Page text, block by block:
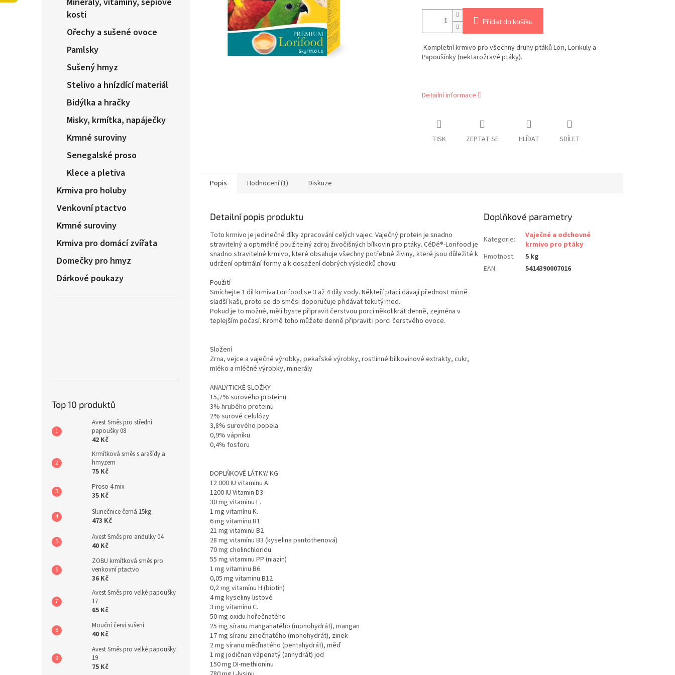
kosti
Ořechy a sušené ovoce
Pamlsky
Sušený hmyz
Stelivo a hnízdící materiál
Bidýlka a hračky
Misky, krmítka, napáječky
Krmné suroviny
Senegalské proso
Klece a pletiva
Krmiva pro holuby
Venkovní ptactvo
Krmné suroviny
Krmiva pro domácí zvířata
Domečky pro hmyz
Dárkové poukazy
Top 10 produktů
Avest Směs pro střední
papoušky 08
42 Kč
Krmítková směs s arašídy a
hmyzem
75 Kč
Proso 4 mix
35 Kč
Slunečnice černá 15kg
473 Kč
Avest Směs pro andulky 04
40 Kč
ZOBU krmítková směs pro
venkovní ptactvo
36 Kč
Avest Směs pro velké papoušky
17
65 Kč
Mouční červi sušení
40 Kč
Avest Směs pro velké papoušky
19
75 Kč
Přidat do košíku
Kompletní krmivo pro všechny druhy ptáků Lori, Lorikuly a
Papoušínky (nektarožravé ptáky).
Detailní informace
TISK ZEPTAT SE HLÍDAT SDÍLET
Popis Hodnocení (1) Diskuze
Detailní popis produktu
Toto krmivo je jedinečné díky zpracování celých vajec. Vaječný protein je snadno
stravitelný a optimálně použitelný zdroj živočišných bílkovin pro ptáky. CéDé®-Lorifood je
snadno stravitelné krmivo, které obsahuje všechny potřebné živiny, které jsou důležité k
udržení optimální formy a k dosažení dobrých výsledků chovu.
Použití
Smíchejte 1 díl krmiva Lorifood se 3 až 4 díly vody. Někteří ptáci dávají přednost mírně
sladší kaši, proto se do směsi doporučuje přidávat tekutý med.
Pokud je to možné, měli byste připravit čerstvou porci několikrát denně, zejména v
teplejším počasí. Kromě toho můžete denně připravit i porci čerstvého ovoce.
Složení
Zrna, vejce a vaječné výrobky, pekařské výrobky, rostlinné bílkovinové extrakty, cukr,
mléko a mléčné výrobky, minerály
ANALYTICKÉ SLOŽKY
15,7% surového proteinu
3% hrubého proteinu
2% surové celulózy
3,8% surového popela
0,9% vápníku
0,4% fosforu
DOPLŇKOVÉ LÁTKY/ KG
12 000 IU vitaminu A
1200 IU Vitamin D3
30 mg vitaminu E.
1 mg vitamínu K.
6 mg vitaminu B1
21 mg vitaminu B2
28 mg vitamínu B3 (kyselina pantothenová)
70 mg cholinchloridu
55 mg vitaminu PP (niazin)
1 mg vitaminu B6
0,05 mg vitaminu B12
0,2 mg vitamínu H (biotin)
4 mg kyseliny listové
3 mg vitamínu C.
50 mg oxidu hořečnatého
25 mg síranu manganatého (monohydrát), mangan
17 mg síranu zinečnatého (monohydrát), zinek
2 mg síranu měďnatého (pentahydrát), měď
1 mg jodičnan vápenatý (anhydrát) jod
150 mg DI-methioninu
Doplňkové parametry
Kategorie:
Vaječné a odchovné
krmivo pro ptáky
Hmotnost:
5 kg
EAN: 5414390007016